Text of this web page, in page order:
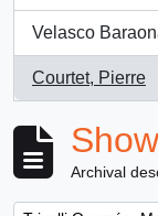
Velasco
, 1 results
Courtet, Pierre
, 1 results
Archival